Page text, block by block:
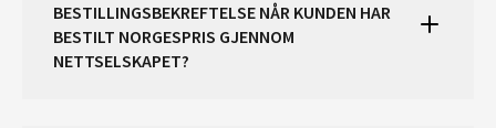
BESTILLINGSBEKREFTELSE NÅR KUNDEN HAR
BESTILT NORGESPRIS GJENNOM
NETTSELSKAPET?